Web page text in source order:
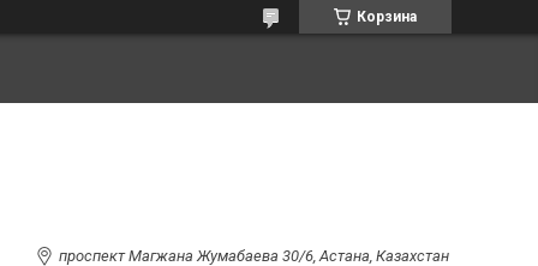
Корзина
проспект Магжана Жумабаева 30/6, Астана, Казахстан